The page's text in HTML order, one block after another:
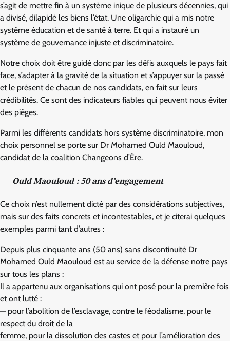
s’agit de mettre fin à un système inique de plusieurs décennies, qui
a divisé, dilapidé les biens l’état. Une oligarchie qui a mis notre
système éducation et de santé à terre. Et qui a instauré un
système de gouvernance injuste et discriminatoire.
Notre choix doit être guidé donc par les défis auxquels le pays fait
face, s’adapter à la gravité de la situation et s’appuyer sur la passé
et le présent de chacun de nos candidats, en fait sur leurs
crédibilités. Ce sont des indicateurs fiables qui peuvent nous éviter
des pièges.
Parmi les différents candidats hors système discriminatoire, mon
choix personnel se porte sur Dr Mohamed Ould Maouloud,
candidat de la coalition Changeons d’Ère.
Ould Maouloud : 50 ans d’engagement
Ce choix n’est nullement dicté par des considérations subjectives,
mais sur des faits concrets et incontestables, et je citerai quelques
exemples parmi tant d’autres :
Depuis plus cinquante ans (50 ans) sans discontinuité Dr
Mohamed Ould Maouloud est au service de la défense notre pays
sur tous les plans :
Il a appartenu aux organisations qui ont posé pour la première fois
et ont lutté :
— pour l’abolition de l’esclavage, contre le féodalisme, pour le
respect du droit de la
femme, pour la dissolution des castes et pour l’amélioration des